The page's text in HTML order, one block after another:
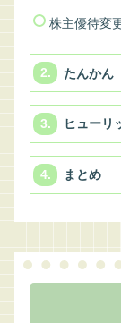
株主優待変
たんかん
ヒュー
まとめ